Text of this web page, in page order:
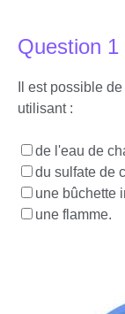
Question 1
Il est possible
utilisant :
de l'eau de
du sulfate de
une bûchette
une flamme.